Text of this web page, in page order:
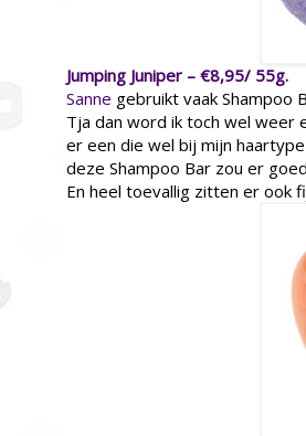
Jumping Juniper – €8,95/ 55g.
Sanne gebruikt vaak Shampoo
Tja dan word ik toch wel weer
er een die wel bij mijn
deze Shampoo Bar zou er
En heel toevallig zitten er ook